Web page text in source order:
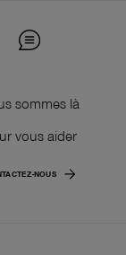
sommes là
vous aider
NOUS